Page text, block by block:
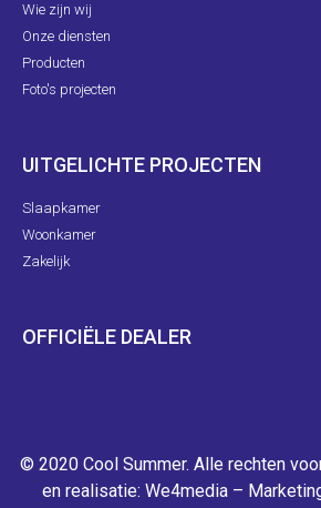
Wie zijn wij
Onze diensten
Producten
Foto's projecten
UITGELICHTE PROJECTEN
Slaapkamer
Woonkamer
Zakelijk
OFFICIËLE DEALER
© 2020 Cool Summer. Alle rechten
en realisatie: We4media –